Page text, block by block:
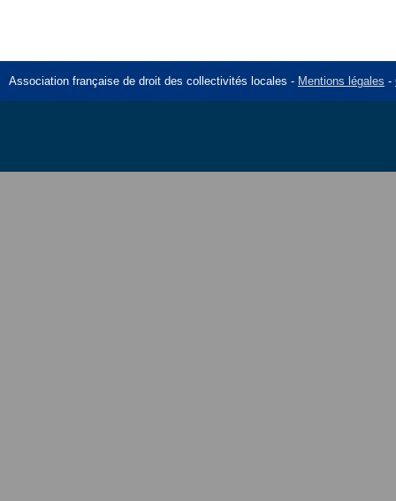
Association française de droit des collectivités locales - Mentions légales -